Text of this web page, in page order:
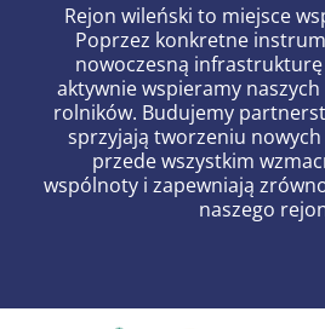
Rejon wileński to miejsce
Poprzez konkretne
nowoczesną
aktywnie wspieramy
rolników. Budujemy
sprzyjają tworzeniu
przede wszystkim
wspólnoty i zapewniają
naszego